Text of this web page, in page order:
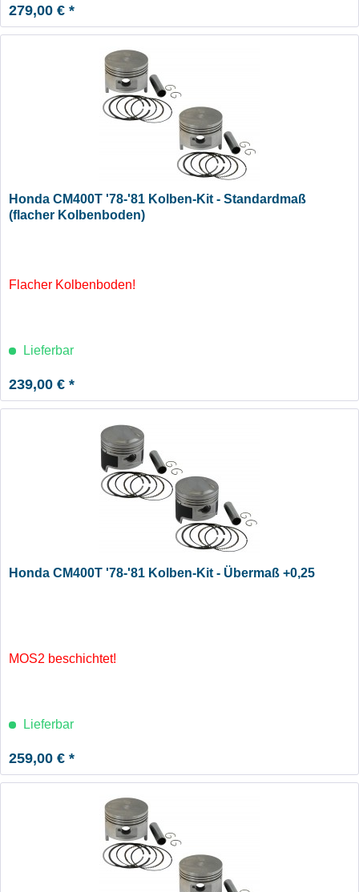
279,00 € *
Honda CM400T '78-'81 Kolben-Kit - Standardmaß
(flacher Kolbenboden)
Flacher Kolbenboden!
Lieferbar
239,00 € *
Honda CM400T '78-'81 Kolben-Kit - Übermaß +0,25
MOS2 beschichtet!
Lieferbar
259,00 € *